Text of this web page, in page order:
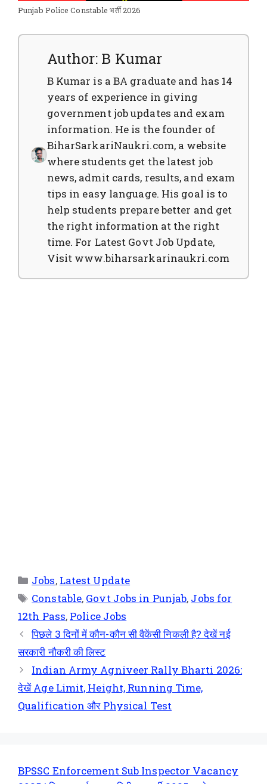
Punjab Police Constable भर्ती 2026
Author: B Kumar
B Kumar is a BA graduate and has 14
years of experience in giving
government job updates and exam
information. He is the founder of
BiharSarkariNaukri.com, a website
where students get the latest job
news, admit cards, results, and exam
tips in easy language. His goal is to
help students prepare better and get
the right information at the right
time. For Latest Govt Job Update,
Visit www.biharsarkarinaukri.com
Jobs, Latest Update
Constable, Govt Jobs in Punjab, Jobs for
12th Pass, Police Jobs
पिछले 3 दिनों में कौन-कौन सी वैकेंसी निकली है? देखें नई
सरकारी नौकरी की लिस्ट
Indian Army Agniveer Rally Bharti 2026:
देखें Age Limit, Height, Running Time,
Qualification और Physical Test
BPSSC Enforcement Sub Inspector Vacancy